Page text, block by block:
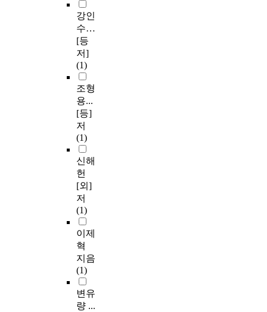
강인
수…
[등
저]
(1)
조형
용...
[등]
저
(1)
신해
헌
[외]
저
(1)
이제
혁
지음
(1)
변유
량 ...